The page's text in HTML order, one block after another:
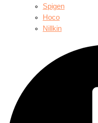
Spigen
Hoco
Nillkin